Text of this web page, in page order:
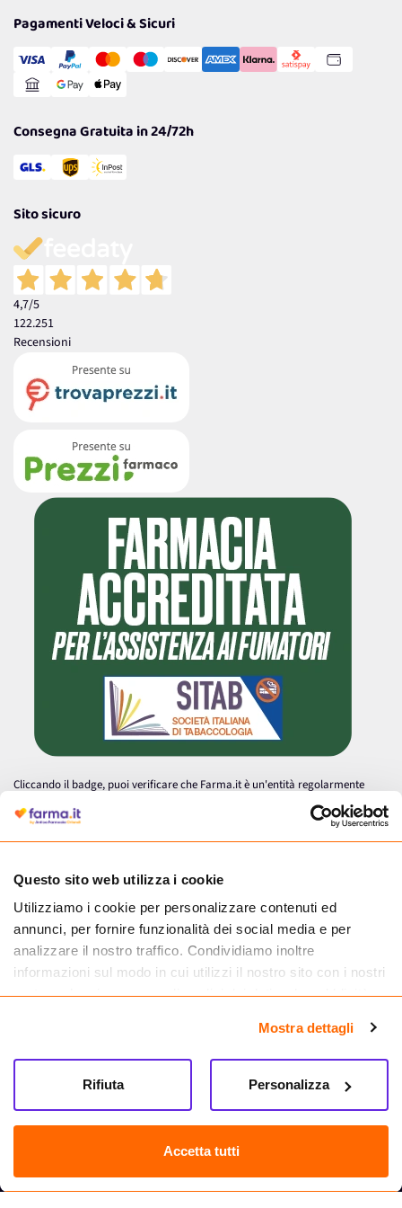
Questo sito web utilizza i cookie
Utilizziamo i cookie per personalizzare contenuti ed
annunci, per fornire funzionalità dei social media e per
analizzare il nostro traffico. Condividiamo inoltre
informazioni sul modo in cui utilizzi il nostro sito con i nostri
partner che si occupano di analisi dei dati web, pubblicità e
informazioni che hai fornito loro o che hanno raccolto dal
tuo utilizzo dei loro servizi.
Mostra dettagli
Accetta tutti
Personalizza
Rifiuta
Cookie Policy
Gestisci Cookie
Reso Facile e Veloce
Pagamenti Veloci & Sicuri
Consegna Gratuita in 24/72h
Sito sicuro
4,7/5
122.251
Recensioni
Cliccando il badge, puoi verificare che Farma.it è un'entità regolarmente
autorizzata dal Ministero della Salute a effettuare la vendita online di
medicinali.
Farma.it S.a.s. P. IVA 07417261216 REA: NA-884088
CREDITS
Sede legale Via delle Repubbliche Marinare 128, 80147 Napoli